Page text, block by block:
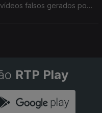
falsos gerados por
RTP Play